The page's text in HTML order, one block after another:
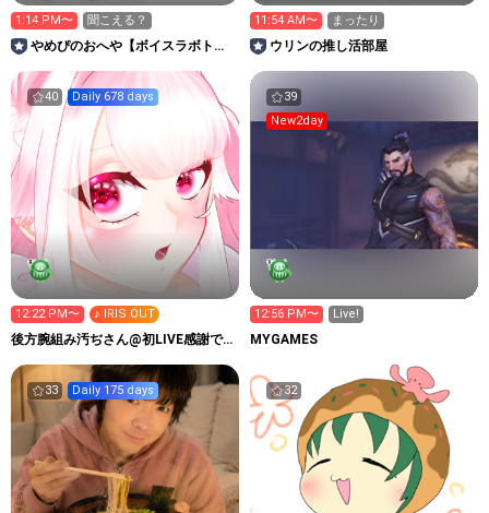
1:14 PM〜 聞こえる？
やめぴのおへや【ボイスラボトー
11:54 AM〜 まったり
ウリンの推し活部屋
40 Daily 678 days
12:22 PM〜 ♪ IRIS OUT
後方腕組み汚ぢさん@初LIVE感謝で
39
New2day
12:56 PM〜 Live!
MYGAMES
33 Daily 175 days 32